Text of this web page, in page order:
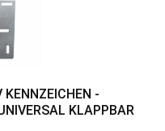
KENNZEICHEN -
KLAPPBAR